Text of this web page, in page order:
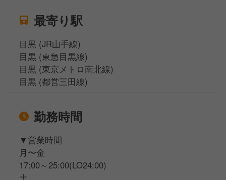
最寄り駅
目黒 (JR山手線)
目黒 (東急目黒線)
目黒 (東京メトロ南北線)
目黒 (都営三田線)
勤務時間
▼営業時間
月〜金
17:00～25:00(LO24:00)
土